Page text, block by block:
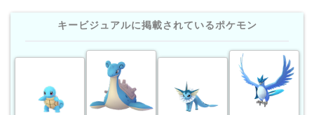
キービジュアルに掲載されているポケモン